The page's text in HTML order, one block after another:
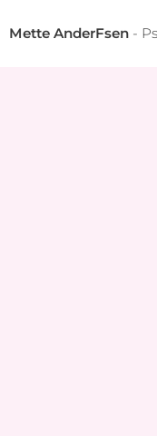
Mette AnderFsen -